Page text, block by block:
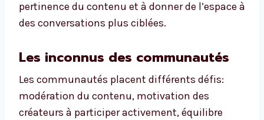
pertinence du contenu et à donner de l’espace à
des conversations plus ciblées.
Les inconnus des communautés
Les communautés placent différents défis:
modération du contenu, motivation des
créateurs à participer activement, équilibre